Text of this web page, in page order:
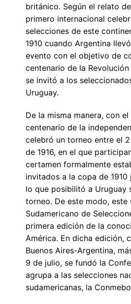
británico. Según el relato
primero internacional
selecciones de este
1910 cuando Argentina
evento con el objetivo de
centenario de la
se invitó a los
Uruguay.
De la misma manera, con
centenario de la
celebró un torneo entre el
de 1916, en el que
certamen formalmente
invitados a la copa de 1910
lo que posibilitó a Uruguay
torneo. De este modo, este
Sudamericano de
primera edición de la
América. En dicha edición,
Buenos Aires-Argentina,
9 de julio, se fundó la
agrupa a las selecciones
sudamericanas, la